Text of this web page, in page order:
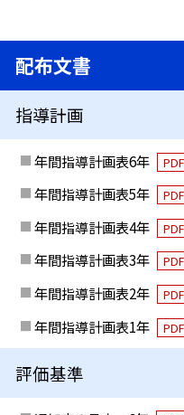
配布文書
指導計画
年間指導計画表6年 PDF
年間指導計画表5年
PDF
年間指導計画表4年
PDF
年間指導計画表3年
PDF
年間指導計画表2年
PDF
年間指導計画表1年
PDF
評価基準